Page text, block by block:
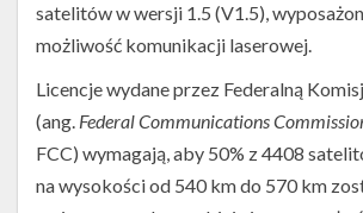
satelitów w wersji 1.5 (V1.5),
możliwość komunikacji laserowej.
Licencje wydane przez Federalną
(ang. Federal Communications
FCC) wymagają, aby 50% z 4408
na wysokości od 540 km do 570 km